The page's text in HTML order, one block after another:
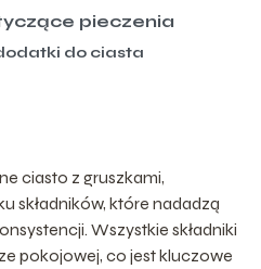
pieczenia
do ciasta
ciasto z gruszkami,
składników, które nadadzą
Wszystkie składniki
pokojowej, co jest kluczowe